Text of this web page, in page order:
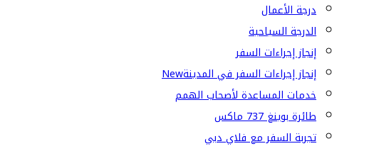
درجة الأعمال
الدرجة السياحية
إنجاز إجراءات السفر
إنجاز إجراءات السفر في المدينةNew
خدمات المساعدة لأصحاب الهمم
طائرة بوينغ 737 ماكس
تجربة السفر مع فلاي دبي